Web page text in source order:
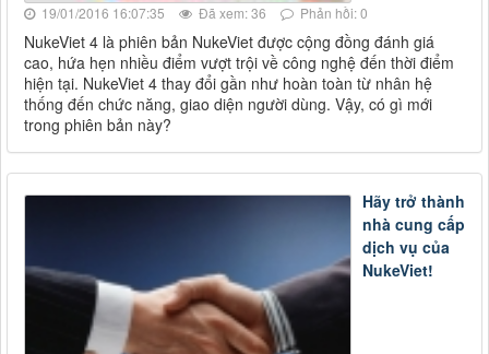
19/01/2016 16:07:35 Đã xem: 36 Phản hồi: 0
NukeViet 4 là phiên bản NukeViet được cộng đồng đánh giá
cao, hứa hẹn nhiều điểm vượt trội về công nghệ đến thời điểm
hiện tại. NukeViet 4 thay đổi gần như hoàn toàn từ nhân hệ
thống đến chức năng, giao diện người dùng. Vậy, có gì mới
trong phiên bản này?
Hãy trở thành
nhà cung cấp
dịch vụ của
NukeViet!